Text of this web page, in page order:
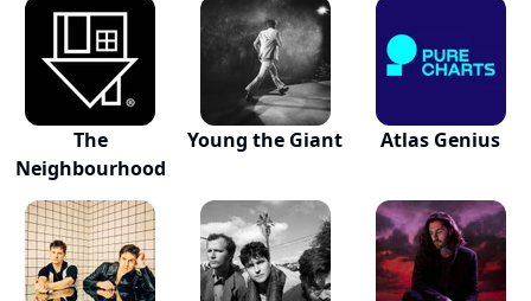
The
Neighbourhood
Young the Giant Atlas Genius